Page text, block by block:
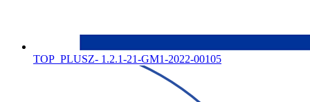
TOP_PLUSZ- 1.2.1-21-GM1-2022-00105